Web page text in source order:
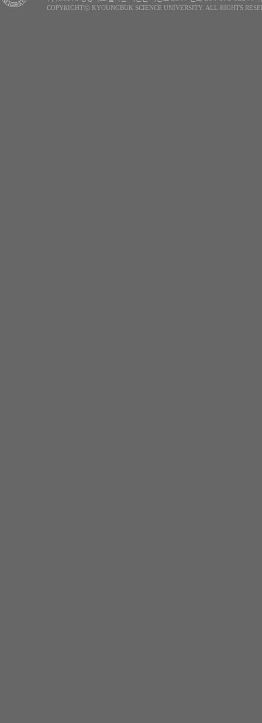
COPYRIGHTⓒ KYOUNGBUK SCIENCE UNIVERSITY. ALL RIGHTS